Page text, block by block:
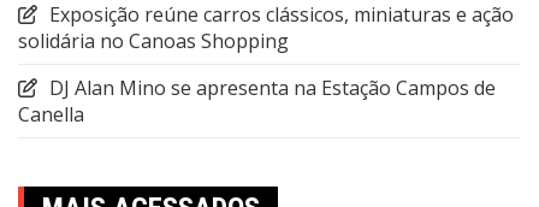
Exposição reúne carros clássicos, miniaturas e ação
solidária no Canoas Shopping
DJ Alan Mino se apresenta na Estação Campos de
Canella